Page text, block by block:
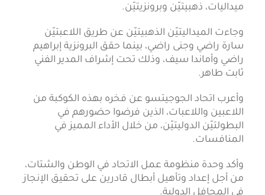
ميداليات، ذهبيتيّن وبرونزيتيّن.
وجاءت الميداليتيّن الذهبيتيّن عن طريق اللاعبتيّن
سارة راضي وجنى راضي، بينما حقق البرونزية إبراهيم
راضي وأماندا سيف، وذلك تحت إشراف المدير الفني
ثابت طاهر.
وأعرب اتحاد الجوجيتسو عن فخره بهذه الكوكبة من
اللاعبين واللاعبات، الذين فرضوا حضورهم في
البطولتيّن الدوليتيّن، من خلال الأداء المميز في
المنافسات.
وأكد وحدة منظومة عمل الاتحاد في الوطن والشتات،
من أجل إعداد وتأهيل أبطال قادرين على تحقيق الإنجاز
في المحافل الدولية.